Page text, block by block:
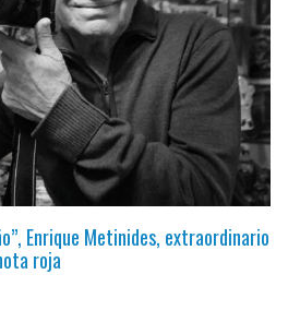
Enrique Metinides, extraordinario
roja